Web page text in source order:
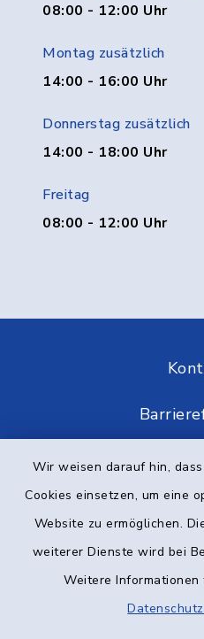
Wir weisen darauf hin,
Cookies einsetzen, um eine
Website zu ermöglichen.
weiterer Dienste wird bei
Weitere Informationen
08:00 - 12:00 Uhr
Montag zusätzlich
14:00 - 16:00 Uhr
Donnerstag zusätzlich
14:00 - 18:00 Uhr
Freitag
08:00 - 12:00 Uhr
Elektronische